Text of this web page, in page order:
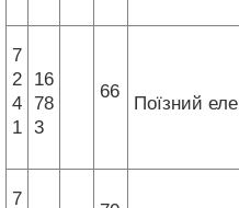
7
2
4
1
16
78
3
66
Поїзний
7